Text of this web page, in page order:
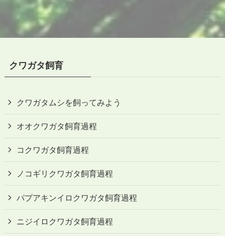
クワガタ飼育
クワガタムシを飼ってみよう
オオクワガタ飼育過程
コクワガタ飼育過程
ノコギリクワガタ飼育過程
パプアキンイロクワガタ飼育過程
ニジイロクワガタ飼育過程